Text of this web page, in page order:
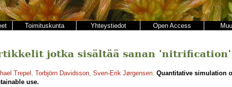
Toimituskunta Yhteystiedot Open Access
jotka sisältää sanan 'nitrification'
Trepel , Torbjörn Davidsson, Sven-Erik Jørgensen. Quantitative simulation
use.